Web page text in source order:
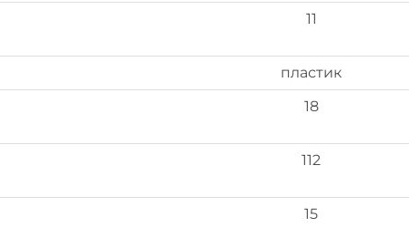
11
пластик
18
112
15